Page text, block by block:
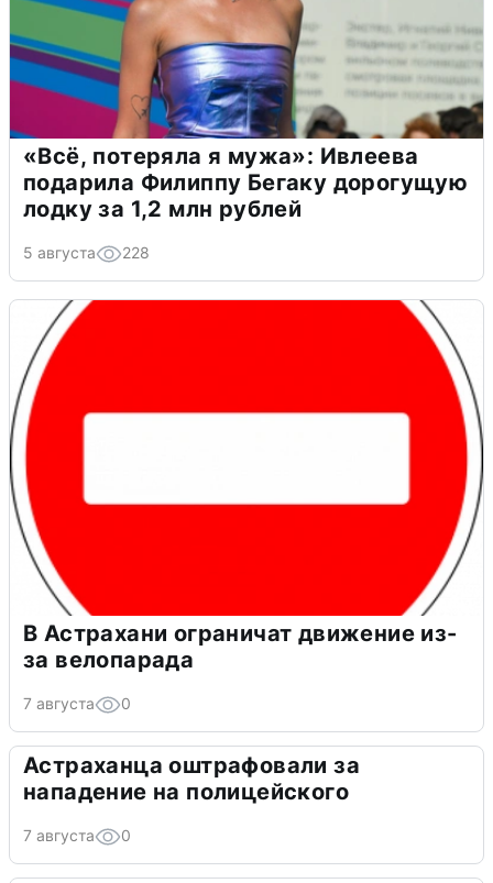
«Всё, потеряла я мужа»: Ивлеева
подарила Филиппу Бегаку дорогущую
лодку за 1,2 млн рублей
5 августа 228
В Астрахани ограничат движение из-
за велопарада
7 августа 0
Астраханца оштрафовали за
нападение на полицейского
7 августа 0